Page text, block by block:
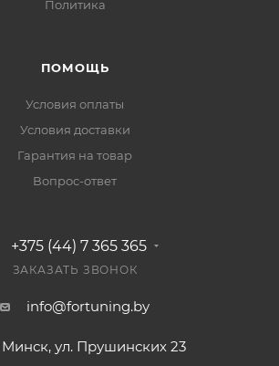
Политика
ПОМОЩЬ
Условия оплаты
Условия доставки
Гарантия на товар
Вопрос-ответ
+375 (44) 7 365 365
ЗАКАЗАТЬ ЗВОНОК
info@fortuning.by
Минск, ул. Прушинских 23